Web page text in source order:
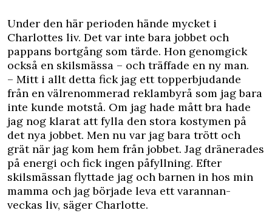
Under den här perioden hände mycket i
Charlottes liv. Det var inte bara jobbet och
pappans bortgång som tärde. Hon genomgick
också en skilsmässa – och träffade en ny man.
– Mitt i allt detta fick jag ett topperbjudande
från en välrenommerad reklambyrå som jag bara
inte kunde motstå. Om jag hade mått bra hade
jag nog klarat att fylla den stora kostymen på
det nya jobbet. Men nu var jag bara trött och
grät när jag kom hem från jobbet. Jag dränerades
på energi och fick ingen påfyllning. Efter
skilsmässan flyttade jag och barnen in hos min
mamma och jag började leva ett varannan-
veckas liv, säger Charlotte.